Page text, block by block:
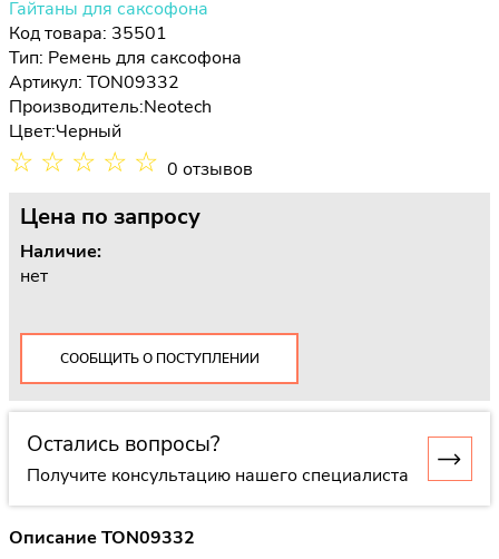
Гайтаны для саксофона
Код товара: 35501
Тип: Ремень для саксофона
Артикул: TON09332
Производитель:Neotech
Цвет:Черный
☆ ☆ ☆ ☆ ☆ 0 отзывов
Цена по запросу
Наличие:
нет
СООБЩИТЬ О ПОСТУПЛЕНИИ
Остались вопросы?
Получите консультацию нашего специалиста
Описание TON09332